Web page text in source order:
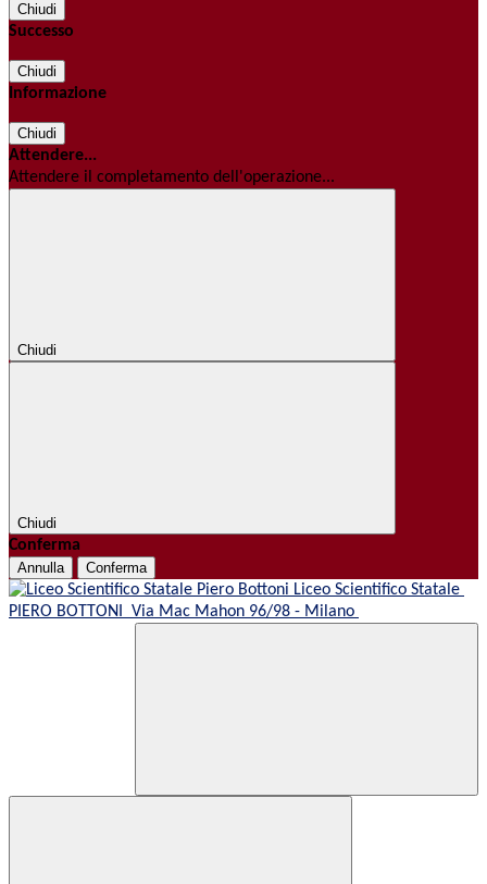
Chiudi
Successo
Chiudi
Informazione
Chiudi
Attendere...
Attendere il completamento dell'operazione...
Chiudi
Chiudi
Conferma
Annulla Conferma
Liceo Scientifico Statale
PIERO BOTTONI Via Mac Mahon 96/98 - Milano